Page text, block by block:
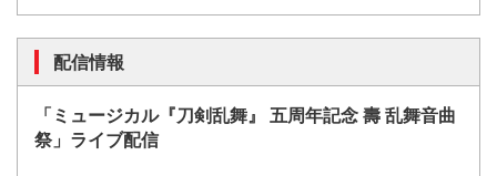
配信情報
「ミュージカル『刀剣乱舞』 五周年記念 壽 乱舞音曲
祭」ライブ配信